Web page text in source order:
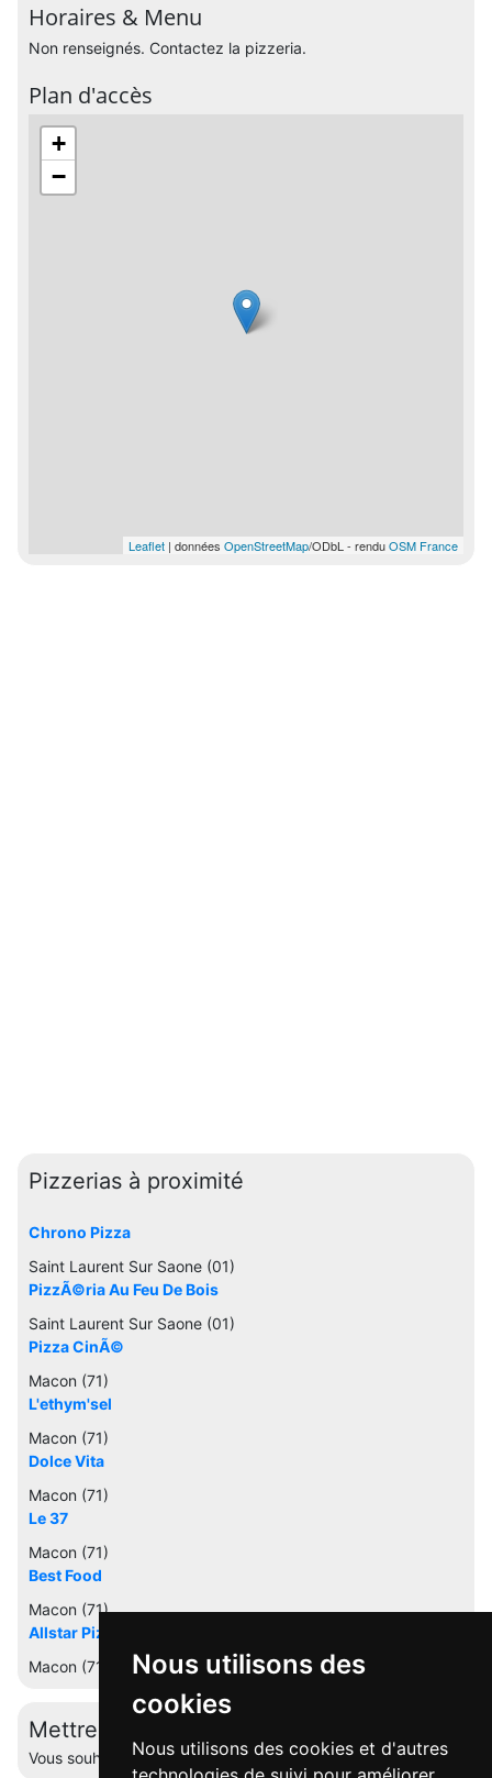
Nous utilisons des
cookies
Nous utilisons des cookies et d'autres
Horaires & Menu
Non renseignés. Contactez la pizzeria.
Plan d'accès
+
−
Leaflet | données OpenStreetMap/ODbL - renduOSM France
Pizzerias à proximité
Chrono Pizza
Saint Laurent Sur Saone (01)
PizzÃ©ria Au Feu De Bois
Saint Laurent Sur Saone (01)
Pizza CinÃ©
Macon (71)
L'ethym'sel
Macon (71)
Dolce Vita
Macon (71)
Le 37
Macon (71)
Best Food
Macon (71)
Allstar Pizza
Macon (71)
Mettre à jour cette fiche
Vous souhaitez éditer votre profil ? Contactez-nous.